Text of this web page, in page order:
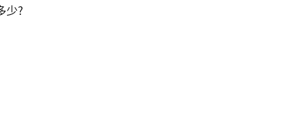
少?